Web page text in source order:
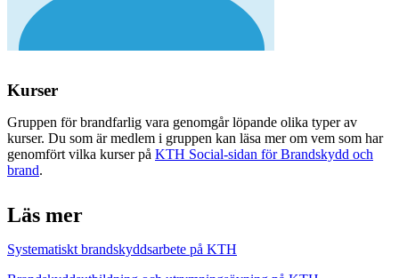
Kurser
Gruppen för brandfarlig vara genomgår löpande olika typer av
kurser. Du som är medlem i gruppen kan läsa mer om vem som har
genomfört vilka kurser på KTH Social-sidan för Brandskydd och
brand.
Läs mer
Systematiskt brandskyddsarbete på KTH